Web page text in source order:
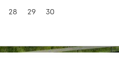
28
29 30